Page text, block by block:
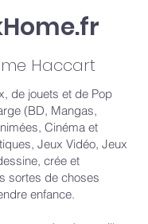
Haccart
de jouets et de Pop
(BD, Mangas,
Cinéma et
Jeux Vidéo, Jeux
crée et
sortes de choses
enfance.